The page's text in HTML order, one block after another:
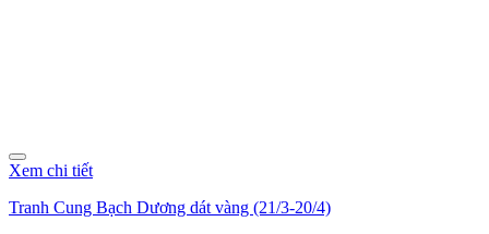
Xem chi tiết
Tranh Cung Bạch Dương dát vàng (21/3-20/4)